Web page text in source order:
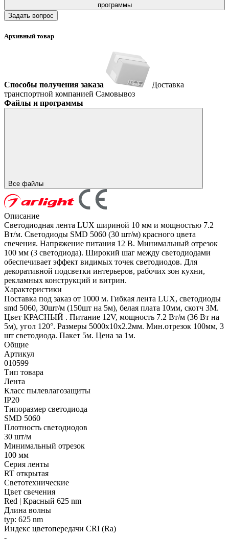
программы
Задать вопрос
Архивный товар
Способы получения заказа
Доставка
транспортной компанией Самовывоз
Файлы и программы
Все файлы
Описание
Светодиодная лента LUX шириной 10 мм и мощностью 7.2
Вт/м. Светодиоды SMD 5060 (30 шт/м) красного цвета
свечения. Напряжение питания 12 В. Минимальный отрезок
100 мм (3 светодиода). Широкий шаг между светодиодами
обеспечивает эффект видимых точек светодиодов. Для
декоративной подсветки интерьеров, рабочих зон кухни,
рекламных конструкций и витрин.
Характеристики
Поставка под заказ от 1000 м. Гибкая лента LUX, светодиоды
smd 5060, 30шт/м (150шт на 5м), белая плата 10мм, скотч 3М.
Цвет КРАСНЫЙ . Питание 12V, мощность 7.2 Вт/м (36 Вт на
5м), угол 120°. Размеры 5000х10x2.2мм. Мин.отрезок 100мм, 3
шт светодиода. Пакет 5м. Цена за 1м.
Общие
Артикул
010599
Тип товара
Лента
Класс пылевлагозащиты
IP20
Типоразмер светодиода
SMD 5060
Плотность светодиодов
30 шт/м
Минимальный отрезок
100 мм
Серия ленты
RT открытая
Светотехнические
Цвет свечения
Red | Красный 625 nm
Длина волны
typ: 625 nm
Индекс цветопередачи CRI (Ra)